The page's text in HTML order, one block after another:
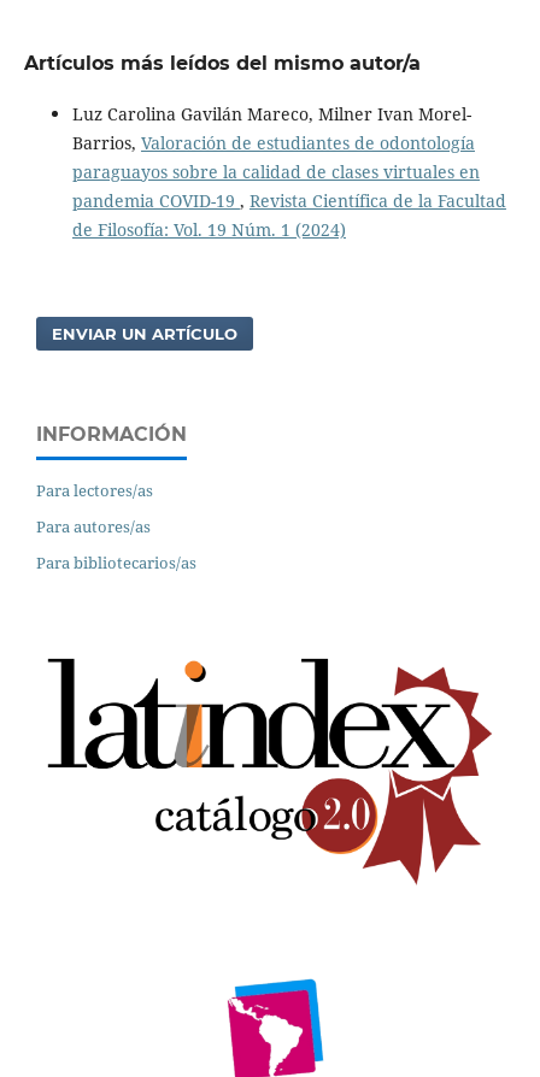
Artículos más leídos del mismo autor/a
Luz Carolina Gavilán Mareco, Milner Ivan Morel-
Barrios, Valoración de estudiantes de odontología
paraguayos sobre la calidad de clases virtuales en
pandemia COVID-19 , Revista Científica de la Facultad
de Filosofía: Vol. 19 Núm. 1 (2024)
ENVIAR UN ARTÍCULO
INFORMACIÓN
Para lectores/as
Para autores/as
Para bibliotecarios/as